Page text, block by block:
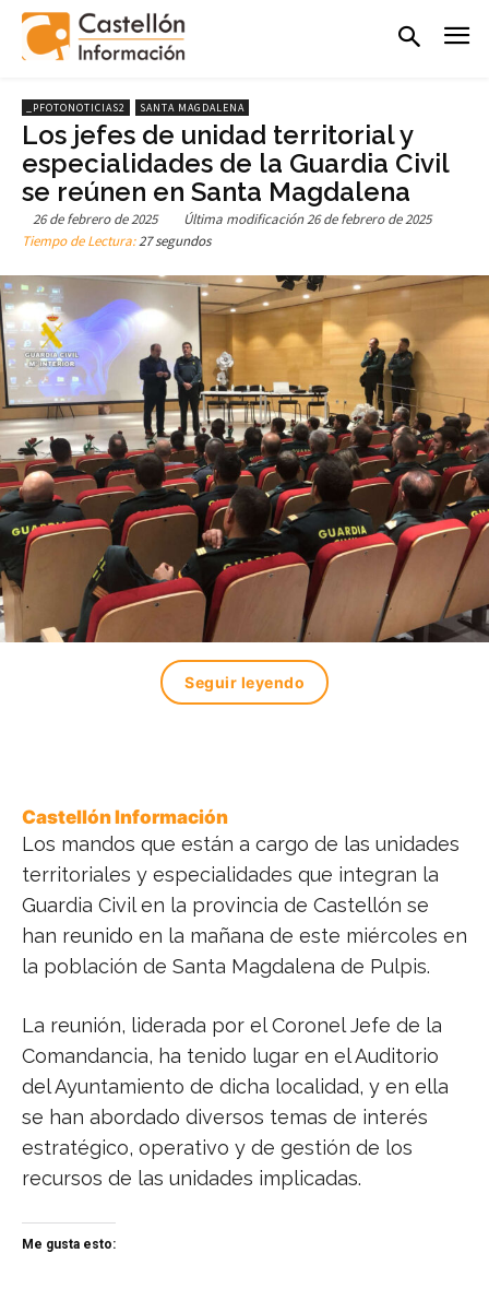
_PFOTONOTICIAS2 SANTA MAGDALENA
Los jefes de unidad territorial y
especialidades de la Guardia Civil
se reúnen en Santa Magdalena
26 de febrero de 2025 Última modificación26 de febrero de 2025
Tiempo de Lectura:27 segundos
Seguir leyendo
Castellón Información
Los mandos que están a cargo de las unidades
territoriales y especialidades que integran la
Guardia Civil en la provincia de Castellón se
han reunido en la mañana de este miércoles en
la población de Santa Magdalena de Pulpis.
La reunión, liderada por el Coronel Jefe de la
Comandancia, ha tenido lugar en el Auditorio
del Ayuntamiento de dicha localidad, y en ella
se han abordado diversos temas de interés
estratégico, operativo y de gestión de los
recursos de las unidades implicadas.
Me gusta esto: